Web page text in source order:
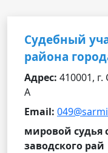
Судебный
района
Адрес: 410001,
А
Email:
мировой судья
заводского рай